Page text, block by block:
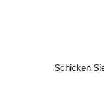
Schicken